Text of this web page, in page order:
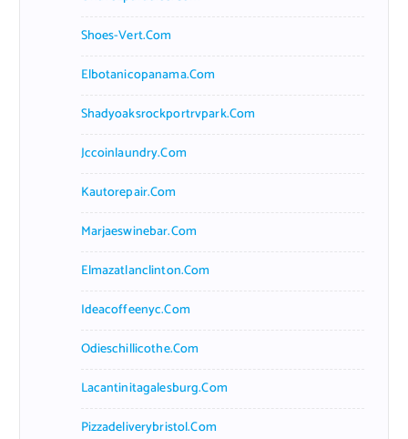
Shoes-Vert.com
Elbotanicopanama.com
Shadyoaksrockportrvpark.com
Jccoinlaundry.com
Kautorepair.com
Marjaeswinebar.com
Elmazatlanclinton.com
Ideacoffeenyc.com
Odieschillicothe.com
Lacantinitagalesburg.com
Pizzadeliverybristol.com